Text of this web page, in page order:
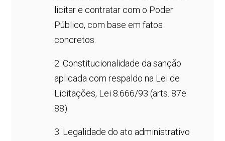
licitar e contratar com o Poder
Público, com base em fatos
concretos.
2. Constitucionalidade da sanção
aplicada com respaldo na Lei de
Licitações, Lei 8.666/93 (arts. 87e
88).
3. Legalidade do ato administrativo